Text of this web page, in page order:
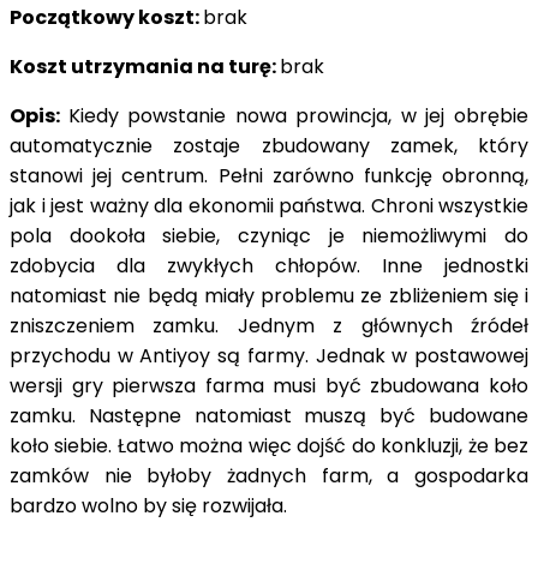
Początkowy koszt:brak
Koszt utrzymania na turę:brak
Opis: Kiedy powstanie nowa prowincja, w jej obrębie
automatycznie zostaje zbudowany zamek, który
stanowi jej centrum. Pełni zarówno funkcję obronną,
jak i jest ważny dla ekonomii państwa. Chroni wszystkie
pola dookoła siebie, czyniąc je niemożliwymi do
zdobycia dla zwykłych chłopów. Inne jednostki
natomiast nie będą miały problemu ze zbliżeniem się i
zniszczeniem zamku. Jednym z głównych źródeł
przychodu w Antiyoy są farmy. Jednak w postawowej
wersji gry pierwsza farma musi być zbudowana koło
zamku. Następne natomiast muszą być budowane
koło siebie. Łatwo można więc dojść do konkluzji, że bez
zamków nie byłoby żadnych farm, a gospodarka
bardzo wolno by się rozwijała.